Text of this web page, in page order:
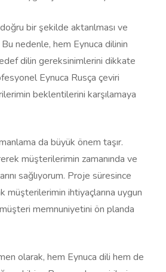
bir şekilde aktarılması ve
Bu nedenle, hem Eynuca dilinin
dilin gereksinimlerini dikkate
Eynuca Rusça çeviri
beklentilerini karşılamaya
da büyük önem taşır.
müşterilerimin zamanında ve
sağlıyorum. Proje süresince
müşterilerimin ihtiyaçlarına uygun
memnuniyetini ön planda
olarak, hem Eynuca dili hem de